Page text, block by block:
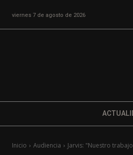
viernes 7 de agosto de 2026
Inicio Audiencia Jarvis: "Nuestro